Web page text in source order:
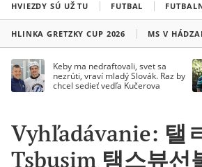
HVIEZDY SÚ UŽ TU FUTBAL
HLINKA GRETZKY CUP 2026 MS V
Keby ma nedraftovali, svet sa
nezrúti, vraví mladý Slovák. Raz by
chcel sedieť vedľa Kučerova
Vyhľadávanie: 탤
Tsbusim 탬스뷰선